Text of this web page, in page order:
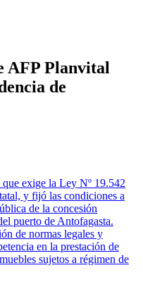
AFP Planvital
de
exige la Ley Nº 19.542
y fijó las condiciones a
de la concesión
puerto de Antofagasta.
de normas legales y
en la prestación de
sujetos a régimen de